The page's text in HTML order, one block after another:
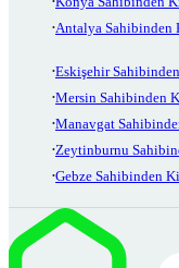
Antalya Sahibinden
Eskişehir
Mersin Sahibinden
Manavgat
Zeytinburnu
Gebze Sahibinden